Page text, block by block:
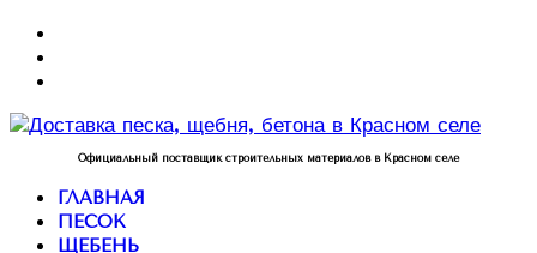
Официальный поставщик строительных материалов в Красном селе
ГЛАВНАЯ
ПЕСОК
ЩЕБЕНЬ